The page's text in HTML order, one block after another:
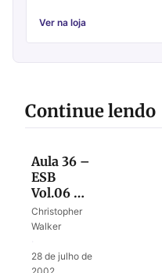
Ver na loja
Continue lendo
Aula 36 –
ESB
Vol.06 –
Final do
desastre
Christopher
Walker
28 de julho de